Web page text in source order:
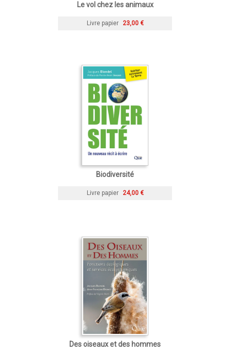
Le vol chez les animaux
Livre papier 23,00 €
Biodiversité
Livre papier 24,00 €
Des oiseaux et des hommes